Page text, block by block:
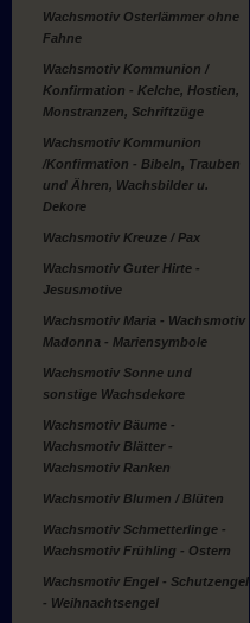
Wachsmotiv Osterlämmer ohne
Fahne
Wachsmotiv Kommunion /
Konfirmation - Kelche, Hostien,
Monstranzen, Schriftzüge
Wachsmotiv Kommunion
/Konfirmation - Bibeln, Trauben
und Ähren, Wachsbilder u.
Dekore
Wachsmotiv Kreuze / Pax
Wachsmotiv Guter Hirte -
Jesusmotive
Wachsmotiv Maria - Wachsmotiv
Madonna - Mariensymbole
Wachsmotiv Sonne und
sonstige Wachsdekore
Wachsmotiv Bäume -
Wachsmotiv Blätter -
Wachsmotiv Ranken
Wachsmotiv Blumen / Blüten
Wachsmotiv Schmetterlinge -
Wachsmotiv Frühling - Ostern
Wachsmotiv Engel - Schutzengel
- Weihnachtsengel